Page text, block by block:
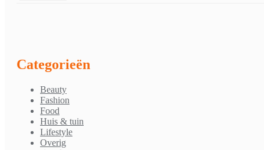
Categorieën
Beauty
Fashion
Food
Huis & tuin
Lifestyle
Overig